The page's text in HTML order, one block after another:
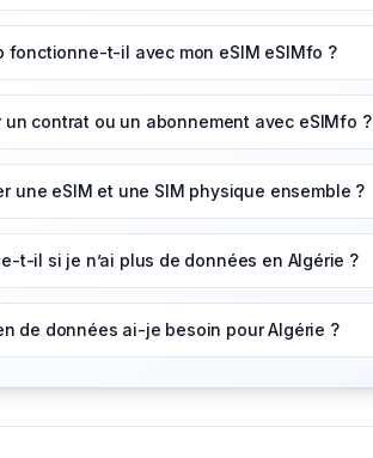
fonctionne-t-il avec mon eSIM eSIMfo ?
contrat ou un abonnement avec eSIMfo ?
une eSIM et une SIM physique ensemble ?
t-il si je n’ai plus de données en Algérie ?
de données ai-je besoin pour Algérie ?